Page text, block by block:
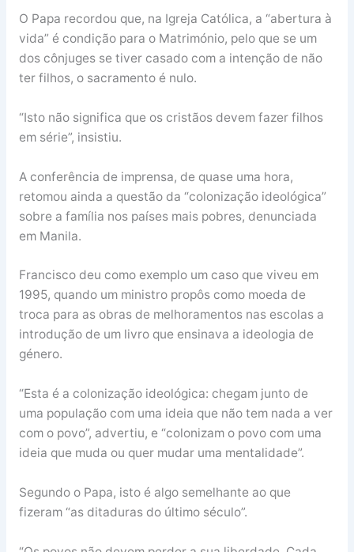
O Papa recordou que, na Igreja Católica, a “abertura à
vida” é condição para o Matrimónio, pelo que se um
dos cônjuges se tiver casado com a intenção de não
ter filhos, o sacramento é nulo.
“Isto não significa que os cristãos devem fazer filhos
em série”, insistiu.
A conferência de imprensa, de quase uma hora,
retomou ainda a questão da “colonização ideológica”
sobre a família nos países mais pobres, denunciada
em Manila.
Francisco deu como exemplo um caso que viveu em
1995, quando um ministro propôs como moeda de
troca para as obras de melhoramentos nas escolas a
introdução de um livro que ensinava a ideologia de
género.
“Esta é a colonização ideológica: chegam junto de
uma população com uma ideia que não tem nada a ver
com o povo”, advertiu, e “colonizam o povo com uma
ideia que muda ou quer mudar uma mentalidade”.
Segundo o Papa, isto é algo semelhante ao que
fizeram “as ditaduras do último século”.